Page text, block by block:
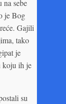
sebe
je Bog
Gajili
tako
je
koju ih je
su